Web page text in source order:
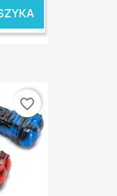
favorite_border